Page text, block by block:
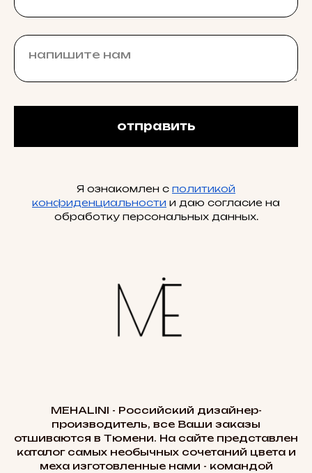
отправить
Я ознакомлен с политикой
конфиденциальности и даю согласие на
обработку персональных данных.
MEHALINI - Российский дизайнер-
производитель, все Ваши заказы
отшиваются в Тюмени. На сайте представлен
каталог самых необычных сочетаний цвета и
меха изготовленные нами - командой